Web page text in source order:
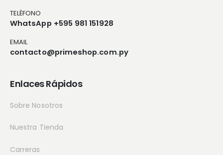
TELÉFONO
WhatsApp +595 981 151928
EMAIL
contacto@primeshop.com.py
Enlaces Rápidos
Sobre Nosotros
Nuestra Tienda
Carreras